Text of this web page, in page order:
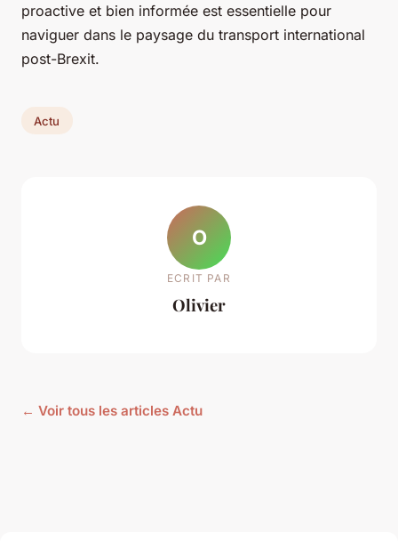
proactive et bien informée est essentielle pour
naviguer dans le paysage du transport international
post-Brexit.
Actu
O
ECRIT PAR
Olivier
← Voir tous les articles Actu